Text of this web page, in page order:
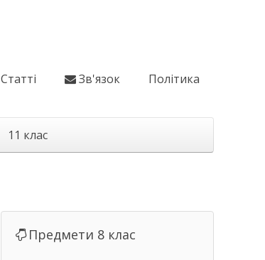
Статті Зв'язок Політика
11 клас
Предмети 8 клас